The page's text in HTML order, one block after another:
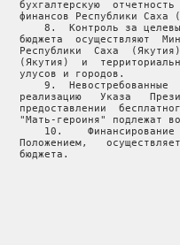
бухгалтерскую
финансов Республики Саха
8.  Контроль за
бюджета  осуществляют
Республики  Саха
(Якутия)  и
   улусов и городов.
9.  Невостребованные
реализацию   Указа
предоставлении
"Мать-героиня" подлежат
10.
Положением,
   бюджета.